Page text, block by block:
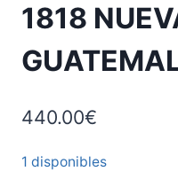
1818
440.00€
1 disponibles